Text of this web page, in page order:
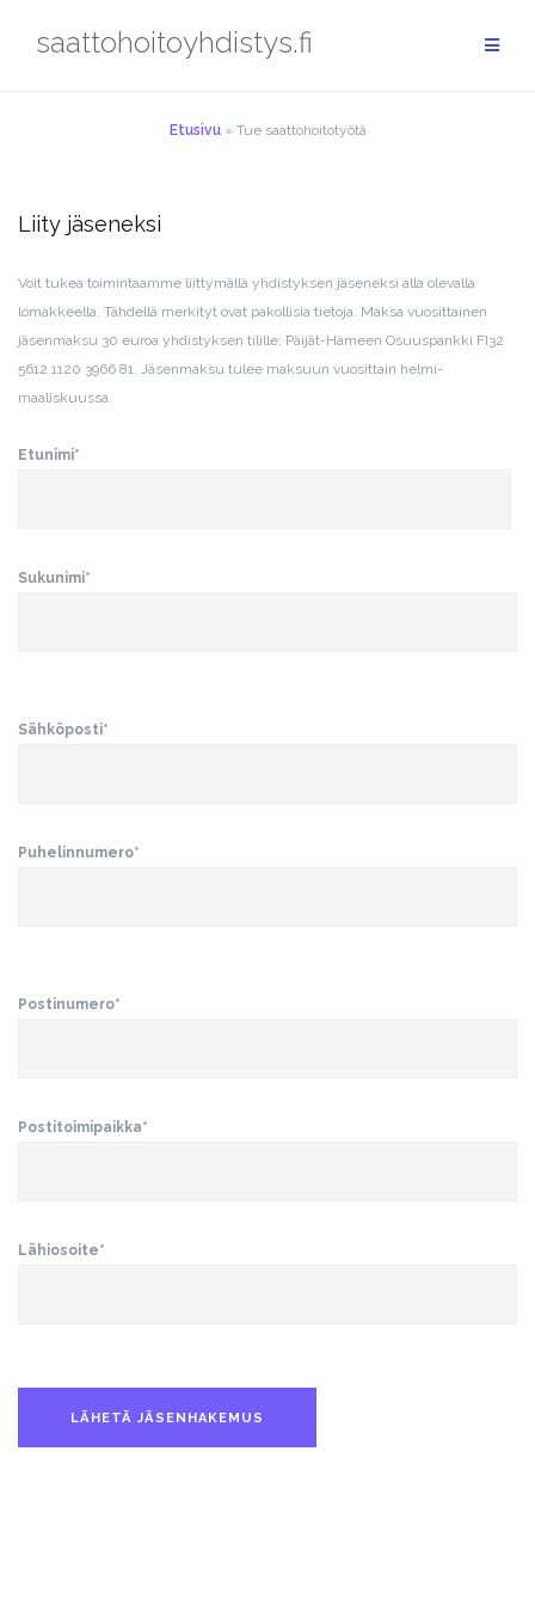
saattohoitoyhdistys.fi
Etusivu» Tue saattohoitotyötä
Liity jäseneksi
Voit tukea toimintaamme liittymällä yhdistyksen jäseneksi alla olevalla
lomakkeella. Tähdellä merkityt ovat pakollisia tietoja. Maksa vuosittainen
jäsenmaksu 30 euroa yhdistyksen tilille: Päijät-Hämeen Osuuspankki FI32
5612 1120 3966 81. Jäsenmaksu tulee maksuun vuosittain helmi-
maaliskuussa.
Etunimi*
Sukunimi*
Sähköposti*
Puhelinnumero*
Postinumero*
Postitoimipaikka*
Lähiosoite*